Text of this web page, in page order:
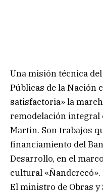
Una misión técnica
Públicas de la Nación
satisfactoria» la
remodelación integral
Martin. Son trabajos
financiamiento del
Desarrollo, en el
cultural «Ñanderecó».
El ministro de Obras